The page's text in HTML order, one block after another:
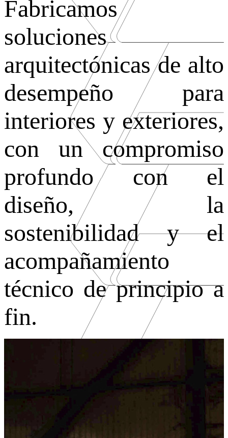
Fabricamos
soluciones
arquitectónicas de alto
desempeño para
interiores y exteriores,
con un compromiso
profundo con el
diseño, la
sostenibilidad y el
acompañamiento
técnico de principio a
fin.